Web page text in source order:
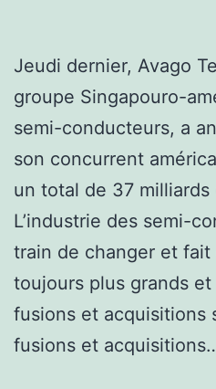
Jeudi dernier, Avago
groupe Singapouro-
semi-conducteurs, a
son concurrent
un total de 37 milliards
L’industrie des semi-
train de changer et
toujours plus grands
fusions et acquisitions
fusions et